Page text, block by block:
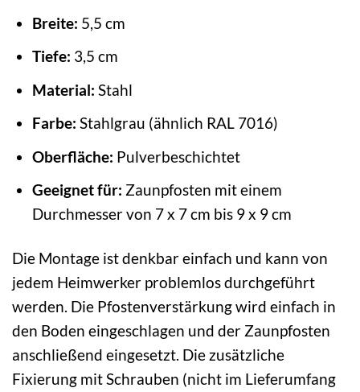
Breite: 5,5 cm
Tiefe: 3,5 cm
Material: Stahl
Farbe: Stahlgrau (ähnlich RAL 7016)
Oberfläche: Pulverbeschichtet
Geeignet für: Zaunpfosten mit einem
Durchmesser von 7 x 7 cm bis 9 x 9 cm
Die Montage ist denkbar einfach und kann von
jedem Heimwerker problemlos durchgeführt
werden. Die Pfostenverstärkung wird einfach in
den Boden eingeschlagen und der Zaunpfosten
anschließend eingesetzt. Die zusätzliche
Fixierung mit Schrauben (nicht im Lieferumfang